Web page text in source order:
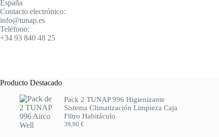
España
Contacto electrónico:
info@tunap.es
Teléfono:
+34 93 840 48 25
Producto Destacado
Pack 2 TUNAP 996 Higienizante
Sistema Climatización Limpieza Caja
Filtro Habitáculo
39,90 €